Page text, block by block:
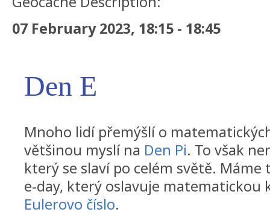
07 February 2023, 18:15 - 18:45
Den E
Mnoho lidí přemýšlí o
většinou myslí na Den Pi. To však
který se slaví po celém světě. Máme
e-day, který oslavuje
Eulerovo číslo.